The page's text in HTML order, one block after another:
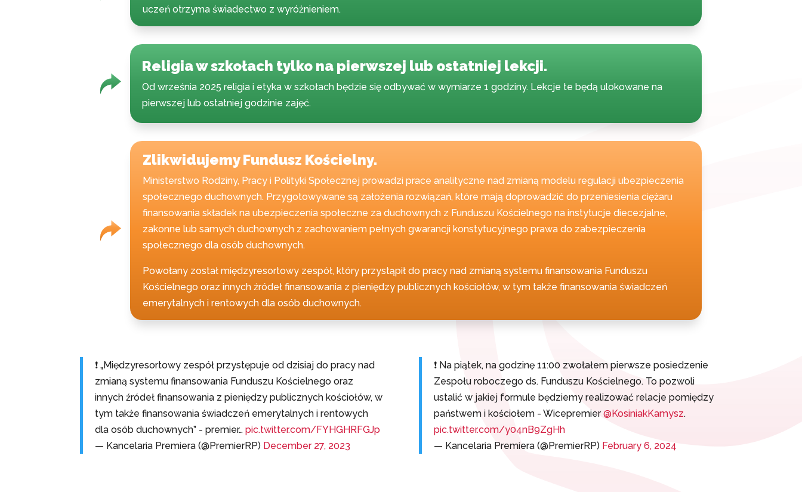
uczeń otrzyma świadectwo z wyróżnieniem.
Religia w szkołach tylko na pierwszej lub ostatniej lekcji.
Od września 2025 religia i etyka w szkołach będzie się odbywać w wymiarze 1 godziny. Lekcje te będą ulokowane na
pierwszej lub ostatniej godzinie zajęć.
Zlikwidujemy Fundusz Kościelny.
Ministerstwo Rodziny, Pracy i Polityki Społecznej prowadzi prace analityczne nad zmianą modelu regulacji ubezpieczenia
społecznego duchownych. Przygotowywane są założenia rozwiązań, które mają doprowadzić do przeniesienia ciężaru
finansowania składek na ubezpieczenia społeczne za duchownych z Funduszu Kościelnego na instytucje diecezjalne,
zakonne lub samych duchownych z zachowaniem pełnych gwarancji konstytucyjnego prawa do zabezpieczenia
społecznego dla osób duchownych.
Powołany został międzyresortowy zespół, który przystąpił do pracy nad zmianą systemu finansowania Funduszu
Kościelnego oraz innych źródeł finansowania z pieniędzy publicznych kościołów, w tym także finansowania świadczeń
emerytalnych i rentowych dla osób duchownych.
❗️ „Międzyresortowy zespół przystępuje od dzisiaj do pracy nad
zmianą systemu finansowania Funduszu Kościelnego oraz
innych źródeł finansowania z pieniędzy publicznych kościołów, w
tym także finansowania świadczeń emerytalnych i rentowych
dla osób duchownych” - premier…pic.twitter.com/FYHGHRFGJp
— Kancelaria Premiera (@PremierRP) December 27, 2023
❗ Na piątek, na godzinę 11:00 zwołałem pierwsze posiedzenie
Zespołu roboczego ds. Funduszu Kościelnego. To pozwoli
ustalić w jakiej formule będziemy realizować relacje pomiędzy
państwem i kościołem - Wicepremier@KosiniakKamysz.
pic.twitter.com/y04nB9ZgHh
— Kancelaria Premiera (@PremierRP) February 6, 2024